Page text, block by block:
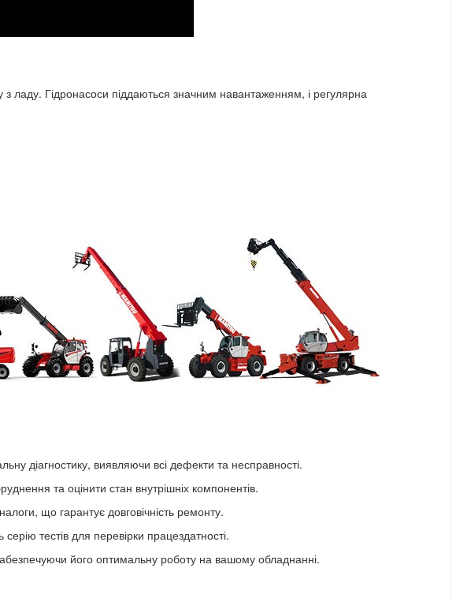
ладу. Гідронасоси піддаються значним навантаженням, і регулярна
діагностику, виявляючи всі дефекти та несправності.
та оцінити стан внутрішніх компонентів.
що гарантує довговічність ремонту.
тестів для перевірки працездатності.
його оптимальну роботу на вашому обладнанні.